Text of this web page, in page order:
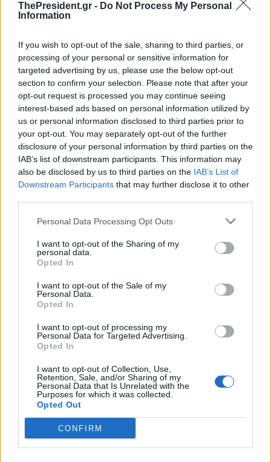
ThePresident.gr - Do Not Process My Personal
Information
If you wish to opt-out of the sale, sharing to third parties, or
processing of your personal or sensitive information for
targeted advertising by us, please use the below opt-out
section to confirm your selection. Please note that after your
opt-out request is processed you may continue seeing
interest-based ads based on personal information utilized by
us or personal information disclosed to third parties prior to
your opt-out. You may separately opt-out of the further
disclosure of your personal information by third parties on the
IAB’s list of downstream participants. This information may
also be disclosed by us to third parties on the IAB’s List of
Downstream Participants that may further disclose it to other
Personal Data Processing Opt Outs
I want to opt-out of the Sharing of my
personal data.
Opted In
I want to opt-out of the Sale of my
Personal Data.
Opted In
I want to opt-out of processing my
Personal Data for Targeted Advertising.
Opted In
I want to opt-out of Collection, Use,
Retention, Sale, and/or Sharing of my
Personal Data that Is Unrelated with the
Purposes for which it was collected.
Opted Out
CONFIRM